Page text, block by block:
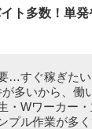
ト多数！単
…すぐ稼ぎた
多いから、働
・Wワーカー
プル作業が多